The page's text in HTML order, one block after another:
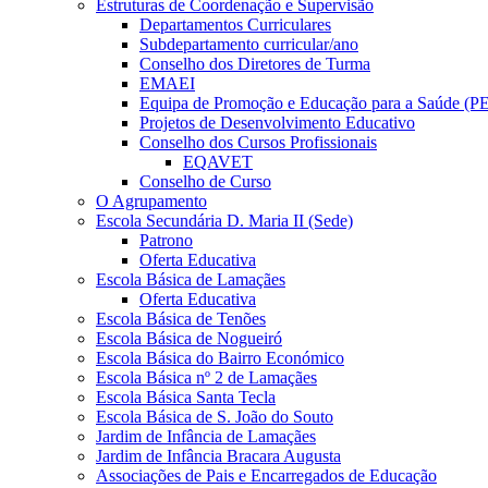
Estruturas de Coordenação e Supervisão
Departamentos Curriculares
Subdepartamento curricular/ano
Conselho dos Diretores de Turma
EMAEI
Equipa de Promoção e Educação para a Saúde
Projetos de Desenvolvimento Educativo
Conselho dos Cursos Profissionais
EQAVET
Conselho de Curso
O Agrupamento
Escola Secundária D. Maria II (Sede)
Patrono
Oferta Educativa
Escola Básica de Lamaçães
Oferta Educativa
Escola Básica de Tenões
Escola Básica de Nogueiró
Escola Básica do Bairro Económico
Escola Básica nº 2 de Lamaçães
Escola Básica Santa Tecla
Escola Básica de S. João do Souto
Jardim de Infância de Lamaçães
Jardim de Infância Bracara Augusta
Associações de Pais e Encarregados de Educação